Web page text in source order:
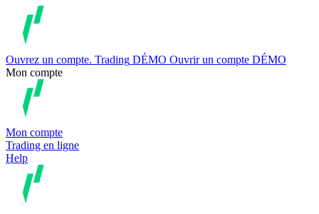
Ouvrez un compte. Trading DÉMO Ouvrir un compte DÉMO
Mon compte
Mon compte
Trading en ligne
Help